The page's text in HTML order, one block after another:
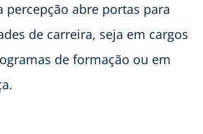
percepção abre portas para
de carreira, seja em cargos
de formação ou em